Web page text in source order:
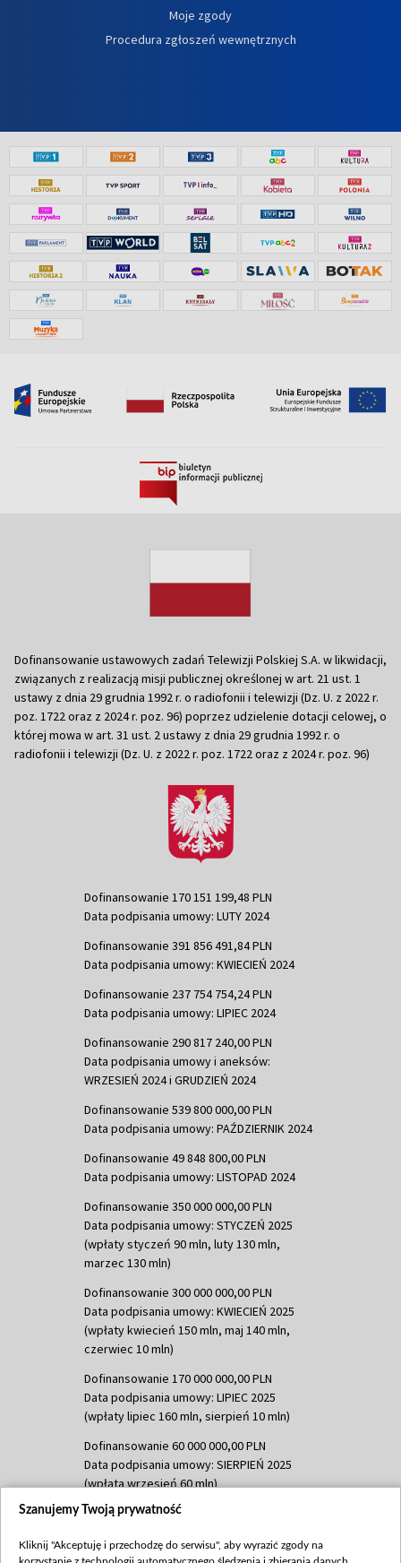
Moje zgody
Procedura zgłoszeń wewnętrznych
Dofinansowanie ustawowych zadań Telewizji Polskiej S.A. w likwidacji,
związanych z realizacją misji publicznej określonej w art. 21 ust. 1
ustawy z dnia 29 grudnia 1992 r. o radiofonii i telewizji (Dz. U. z 2022 r.
poz. 1722 oraz z 2024 r. poz. 96) poprzez udzielenie dotacji celowej, o
której mowa w art. 31 ust. 2 ustawy z dnia 29 grudnia 1992 r. o
radiofonii i telewizji (Dz. U. z 2022 r. poz. 1722 oraz z 2024 r. poz. 96)
Dofinansowanie 170 151 199,48 PLN
Data podpisania umowy: LUTY 2024
Dofinansowanie 391 856 491,84 PLN
Data podpisania umowy: KWIECIEŃ 2024
Dofinansowanie 237 754 754,24 PLN
Data podpisania umowy: LIPIEC 2024
Dofinansowanie 290 817 240,00 PLN
Data podpisania umowy i aneksów:
WRZESIEŃ 2024 i GRUDZIEŃ 2024
Dofinansowanie 539 800 000,00 PLN
Data podpisania umowy: PAŹDZIERNIK 2024
Dofinansowanie 49 848 800,00 PLN
Data podpisania umowy: LISTOPAD 2024
Dofinansowanie 350 000 000,00 PLN
Data podpisania umowy: STYCZEŃ 2025
(wpłaty styczeń 90 mln, luty 130 mln,
marzec 130 mln)
Dofinansowanie 300 000 000,00 PLN
Data podpisania umowy: KWIECIEŃ 2025
(wpłaty kwiecień 150 mln, maj 140 mln,
czerwiec 10 mln)
Dofinansowanie 170 000 000,00 PLN
Data podpisania umowy: LIPIEC 2025
(wpłaty lipiec 160 mln, sierpień 10 mln)
Dofinansowanie 60 000 000,00 PLN
Data podpisania umowy: SIERPIEŃ 2025
(wpłata wrzesień 60 mln)
Dofinansowanie 635 783 051,21 PLN
(wpłata wrzesień 100 mln, październik 350
Szanujemy Twoją prywatność
Kliknij "Akceptuję i przechodzę do serwisu", aby wyrazić zgody na